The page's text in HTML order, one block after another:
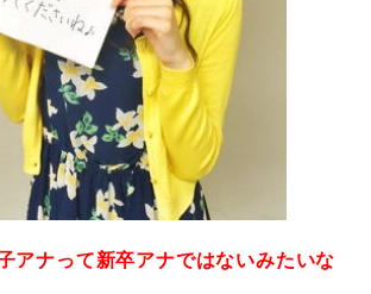
アナって新卒アナではないみたいな